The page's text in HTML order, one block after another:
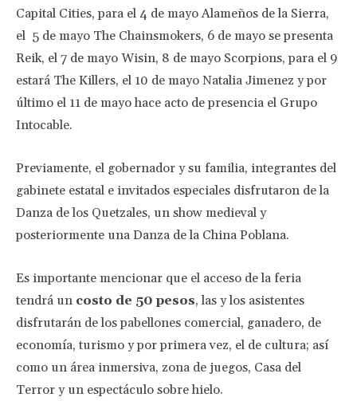
Capital Cities, para el 4 de mayo Alameños de la Sierra,
el 5 de mayo The Chainsmokers, 6 de mayo se presenta
Reik, el 7 de mayo Wisin, 8 de mayo Scorpions, para el 9
estará The Killers, el 10 de mayo Natalia Jimenez y por
último el 11 de mayo hace acto de presencia el Grupo
Intocable.
Previamente, el gobernador y su familia, integrantes del
gabinete estatal e invitados especiales disfrutaron de la
Danza de los Quetzales, un show medieval y
posteriormente una Danza de la China Poblana.
Es importante mencionar que el acceso de la feria
tendrá un costo de 50 pesos, las y los asistentes
disfrutarán de los pabellones comercial, ganadero, de
economía, turismo y por primera vez, el de cultura; así
como un área inmersiva, zona de juegos, Casa del
Terror y un espectáculo sobre hielo.